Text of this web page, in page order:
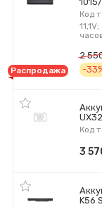
Код
Распродажа
2
-
Код
3
K56